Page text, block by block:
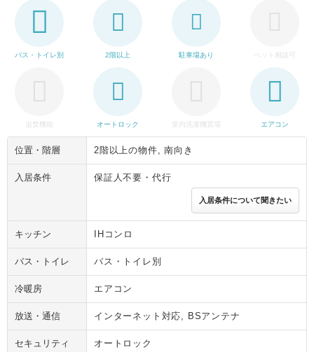
バス・トイレ別 2階以上 駐車場あり ペット相談可
追焚機能 オートロック 室内洗濯機置場 エアコン
位置・階層 2階以上の物件, 南向き
入居条件 保証人不要・代行
入居条件について聞きたい
キッチン IHコンロ
バス・トイレ バス・トイレ別
冷暖房 エアコン
放送・通信 インターネット対応, BSアンテナ
セキュリティ オートロック